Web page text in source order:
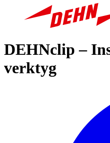
DEHNclip –
verktyg